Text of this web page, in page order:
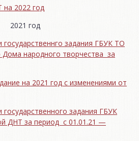
2022 год
2021 год
задания ГБУК ТО
Дома народного творчества за
на 2021 год с изменениями от
задания ГБУК
ДНТ за период с 01.01.21 —